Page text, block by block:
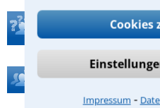
Cookies
Impressum ⁃
Teste Dein
Hilfe bei Ihrer